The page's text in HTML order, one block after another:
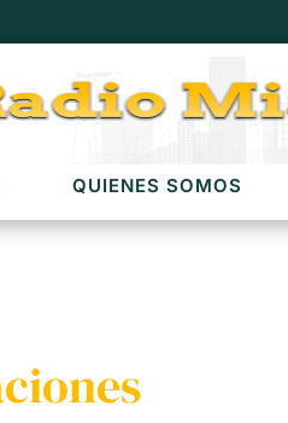
QUIENES SOMOS